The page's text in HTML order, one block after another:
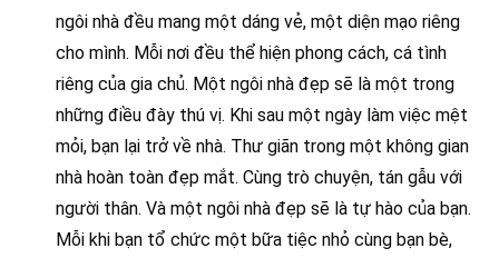
ngôi nhà đều mang một dáng vẻ, một diện mạo riêng
cho mình. Mỗi nơi đều thể hiện phong cách, cá tình
riêng của gia chủ. Một ngôi nhà đẹp sẽ là một trong
những điều đày thú vị. Khi sau một ngày làm việc mệt
mỏi, bạn lại trở về nhà. Thư giãn trong một không gian
nhà hoàn toàn đẹp mắt. Cùng trò chuyện, tán gẫu với
người thân. Và một ngôi nhà đẹp sẽ là tự hào của bạn.
Mỗi khi bạn tổ chức một bữa tiệc nhỏ cùng bạn bè,